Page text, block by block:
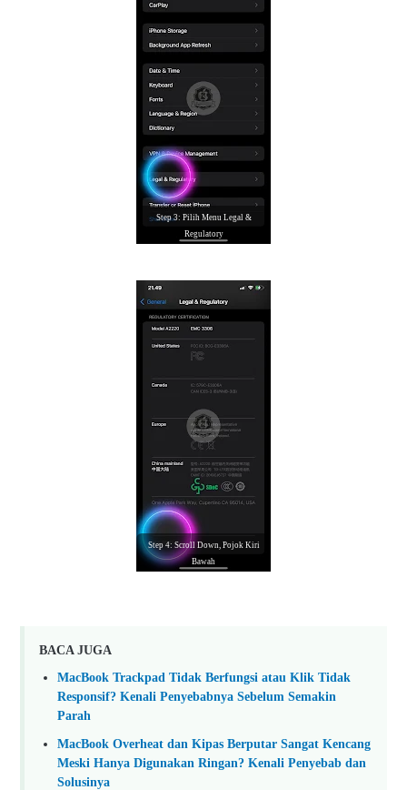
Step 3: Pilih Menu Legal &
Regulatory
Step 4: Scroll Down, Pojok Kiri
Bawah
BACA JUGA
MacBook Trackpad Tidak Berfungsi atau Klik Tidak
Responsif? Kenali Penyebabnya Sebelum Semakin
Parah
MacBook Overheat dan Kipas Berputar Sangat Kencang
Meski Hanya Digunakan Ringan? Kenali Penyebab dan
Solusinya